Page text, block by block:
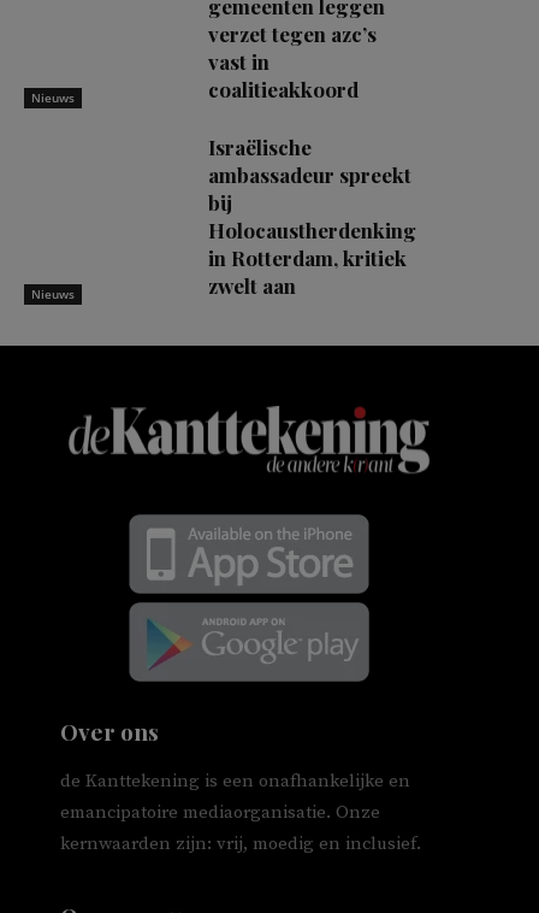
Nieuws
gemeenten leggen
verzet tegen azc’s
vast in
coalitieakkoord
Nieuws
Israëlische
ambassadeur spreekt
bij
Holocaustherdenking
in Rotterdam, kritiek
zwelt aan
Over ons
de Kanttekening is een onafhankelijke en
emancipatoire mediaorganisatie. Onze
kernwaarden zijn: vrij, moedig en inclusief.